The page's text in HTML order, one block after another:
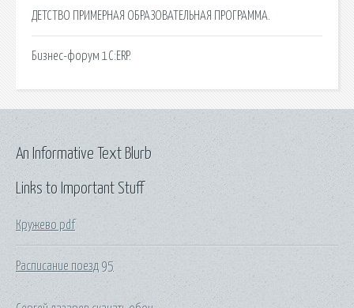
ДЕТСТВО ПРИМЕРНАЯ ОБРАЗОВАТЕЛЬНАЯ ПРОГРАММА.
Бизнес-форум 1С:ERP.
Links to Important Stuff
Кружево pdf
Расписание поезд 95
An Informative Text Blurb